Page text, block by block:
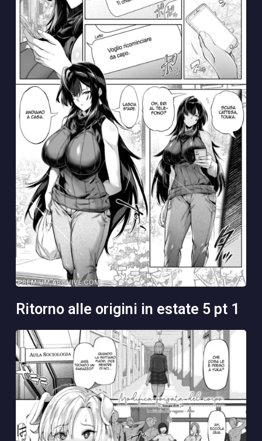
ritorno alle origini in estate 5 pt 1